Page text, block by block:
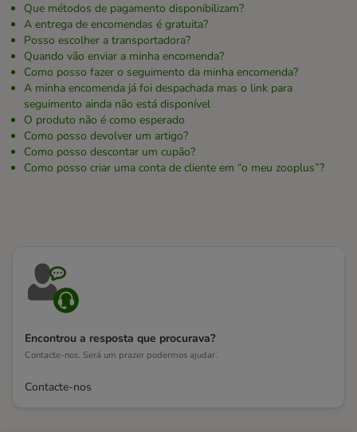
Que métodos de pagamento disponibilizam?
A entrega de encomendas é gratuita?
Posso escolher a transportadora?
Quando vão enviar a minha encomenda?
Como posso fazer o seguimento da minha encomenda?
A minha encomenda já foi despachada mas o link para
seguimento ainda não está disponível
O produto não é como esperado
Como posso devolver um artigo?
Como posso descontar um cupão?
Como posso criar uma conta de cliente em “o meu zooplus”?
Encontrou a resposta que procurava?
Contacte-nos. Será um prazer podermos ajudar.
Contacte-nos